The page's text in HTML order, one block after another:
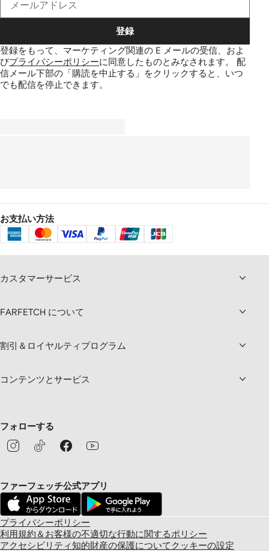
登録
登録をもって、マーケティング関連の E メールの受信、およ
びプライバシーポリシーに同意したものとみなされます。 配
信メール下部の「購読を中止する」をクリックすると、いつ
でも配信を停止できます。
お支払い方法
カスタマーサービス
FARFETCH について
割引＆ロイヤルティプログラム
コンテンツとサービス
フォローする
ファーフェッチ公式アプリ
プライバシーポリシー
利用規約＆お客様の不適切な行動に関するポリシー
アクセシビリティ 知的財産の保護について クッキーの設定